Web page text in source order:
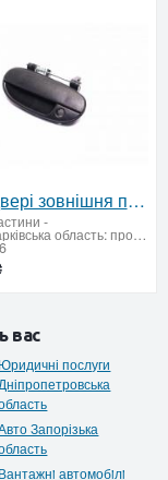
Ручка двері зовнішня передня ліва Ланос (TEMPEST)
-
Харків (Харківська область: продати купити)
вас
Юридичні послуги
Дніпропетровська
Запорізька
Вантажнi автомобiлi